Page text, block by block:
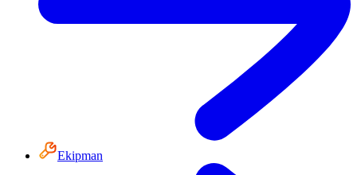
Ekipman